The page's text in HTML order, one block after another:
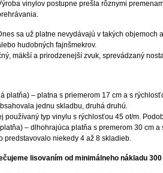
vinylov postupne prešla rôznymi
sa už platne nevydávajú v takých objemoch
hudobných fajnšmekrov.
mäkší a prirodzenejší zvuk, sprevádzaný
platňa) – platna s priemerom 17 cm a s
jednu skladbu, druhá druhú.
používaný typ vinylu s rýchlosťou 45 ot/m.
– dlhohrajúca platňa s premerom 30 cm
predstavovalo niekedy 4 až 8 skladieb.
lisovaním od minimálneho nákladu